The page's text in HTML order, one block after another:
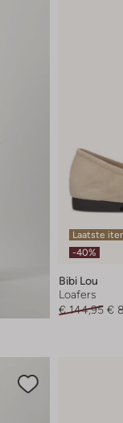
Laatste
-40%
Bibi Lou
Loafers
€ 144,95 €